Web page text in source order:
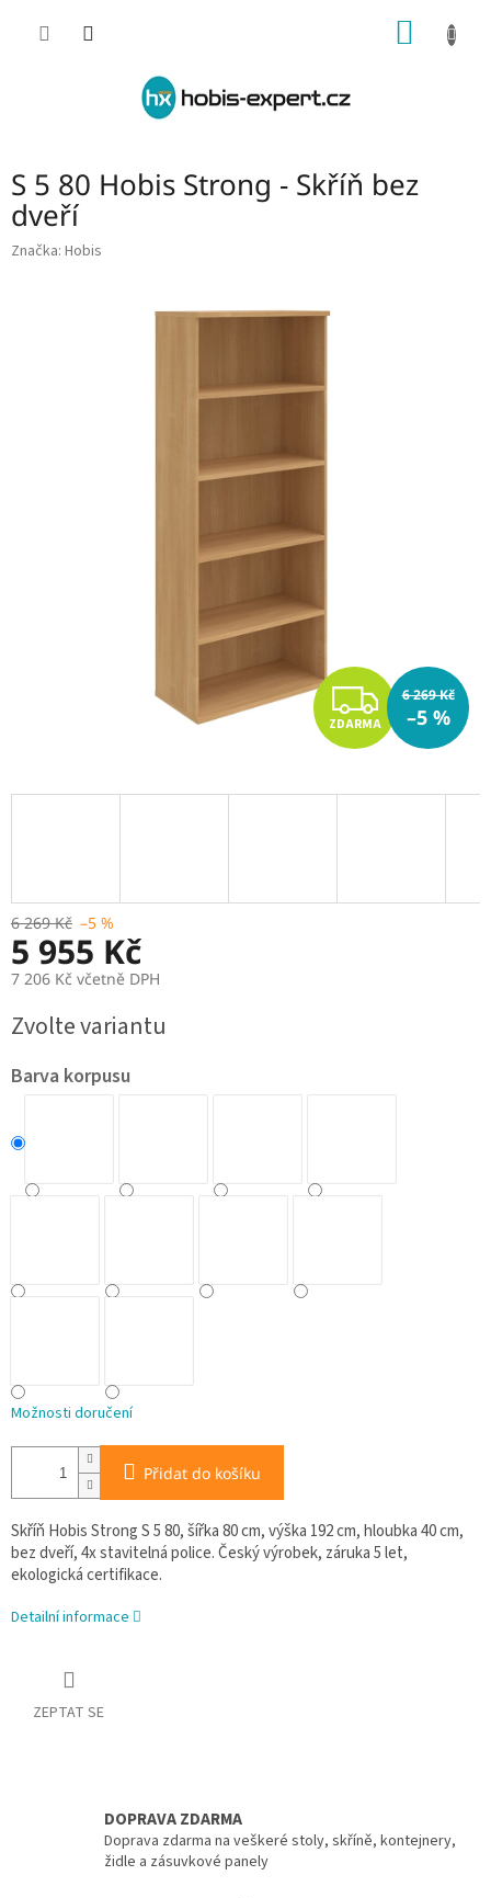
S 5 80 Hobis Strong - Skříň bez
dveří
Značka: Hobis
Z
D
A
ZDARMA
6 269 Kč
–5 %
6 269 Kč –5 %
5 955 Kč
7 206 Kč včetně DPH
cena:
Zvolte variantu
Barva korpusu
Možnosti doručení
Přidat do košíku
Skříň Hobis Strong S 5 80, šířka 80 cm, výška 192 cm, hloubka 40 cm,
bez dveří, 4x stavitelná police. Český výrobek, záruka 5 let,
ekologická certifikace.
Detailní informace
ZEPTAT SE
DOPRAVA ZDARMA
Doprava zdarma na veškeré stoly, skříně, kontejnery,
židle a zásuvkové panely